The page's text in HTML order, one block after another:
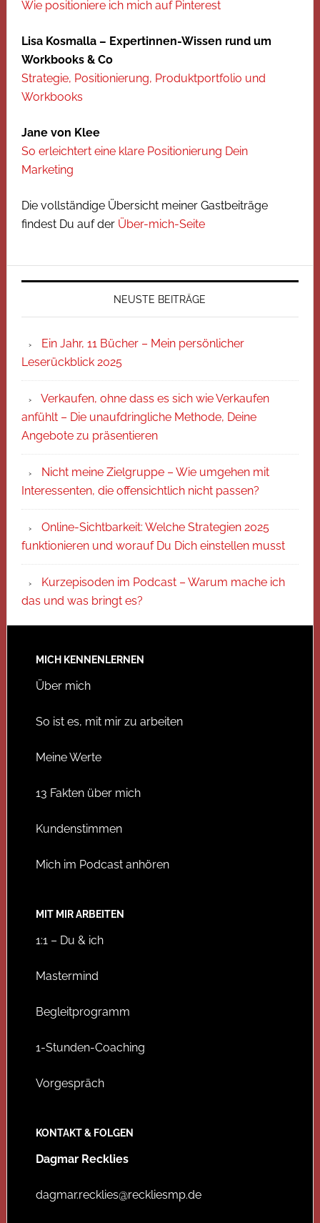
Wie positioniere ich mich auf Pinterest
Lisa Kosmalla – Expertinnen-Wissen rund um
Workbooks & Co
Strategie, Positionierung, Produktportfolio und
Workbooks
Jane von Klee
So erleichtert eine klare Positionierung Dein
Marketing
Die vollständige Übersicht meiner Gastbeiträge
findest Du auf der Über-mich-Seite
NEUSTE BEITRÄGE
Ein Jahr, 11 Bücher – Mein persönlicher
Leserückblick 2025
Verkaufen, ohne dass es sich wie Verkaufen
anfühlt – Die unaufdringliche Methode, Deine
Angebote zu präsentieren
Nicht meine Zielgruppe – Wie umgehen mit
Interessenten, die offensichtlich nicht passen?
Online-Sichtbarkeit: Welche Strategien 2025
funktionieren und worauf Du Dich einstellen musst
Kurzepisoden im Podcast – Warum mache ich
das und was bringt es?
MICH KENNENLERNEN
Über mich
So ist es, mit mir zu arbeiten
Meine Werte
13 Fakten über mich
Kundenstimmen
Mich im Podcast anhören
MIT MIR ARBEITEN
1:1 – Du & ich
Mastermind
Begleitprogramm
1-Stunden-Coaching
Vorgespräch
KONTAKT & FOLGEN
Dagmar Recklies
dagmar.recklies@reckliesmp.de